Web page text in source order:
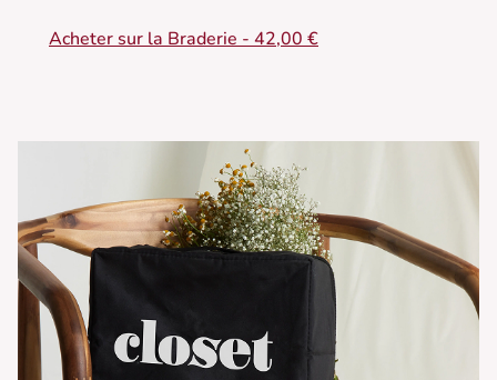
• Short en coton
• Ourlet festonné
Acheter sur la Braderie - 42,00 €